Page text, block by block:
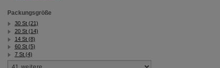
Packungsgröße
30 St (21)
20 St (14)
14 St (8)
60 St (5)
7 St (4)